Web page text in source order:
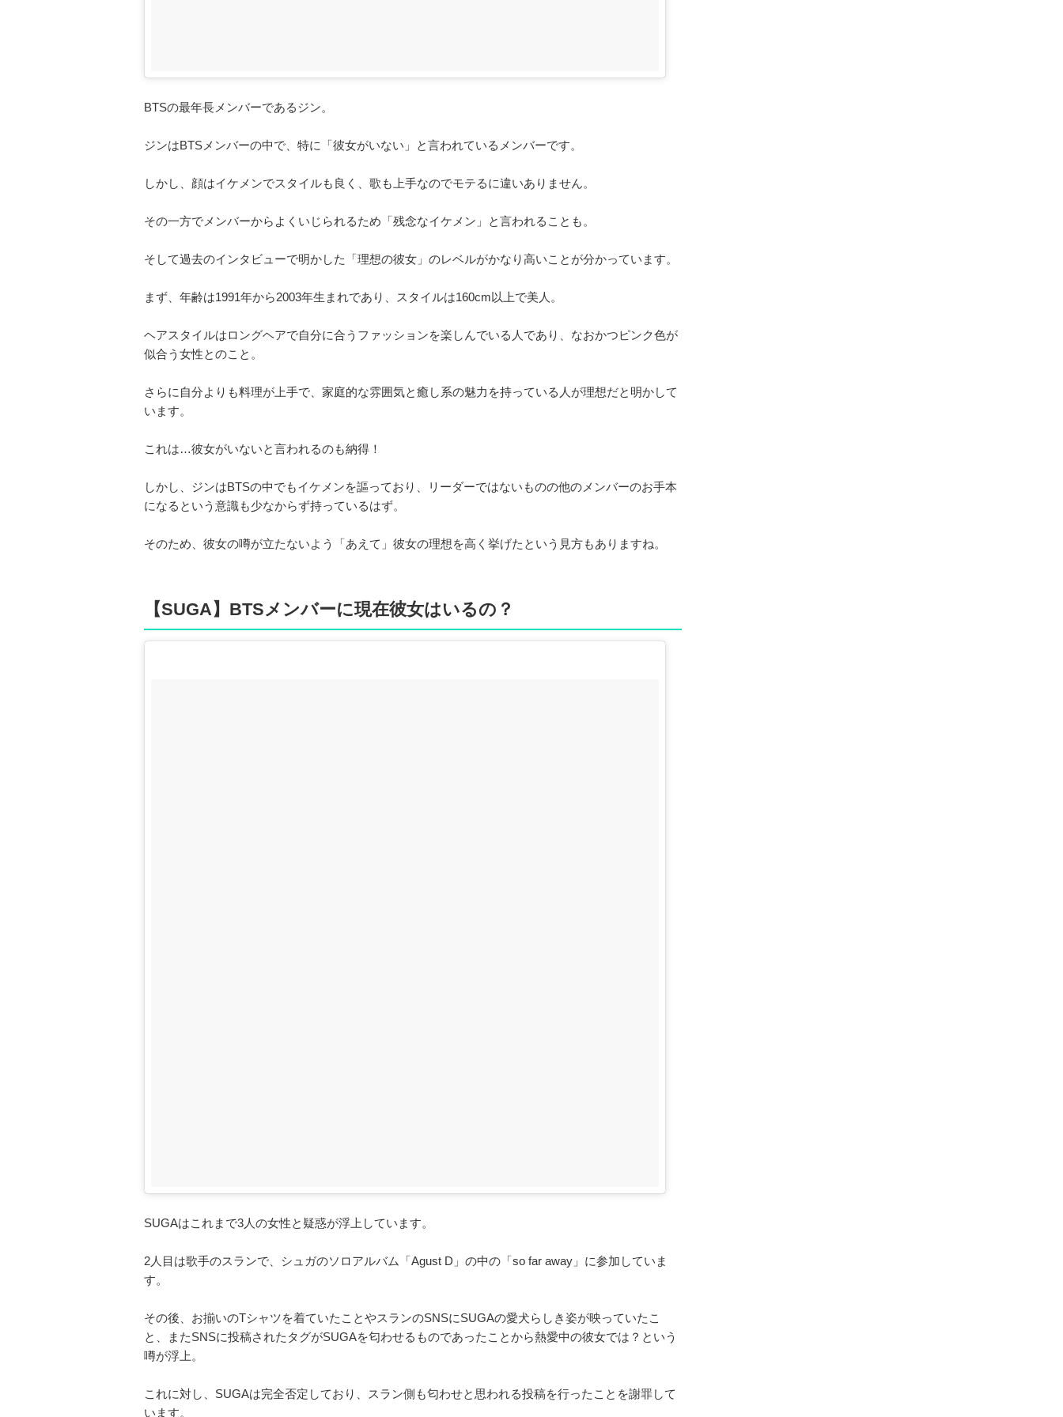
BTSの最年長メンバーであるジン。
ジンはBTSメンバーの中で、特に「彼女がいない」と言われているメンバーです。
しかし、顔はイケメンでスタイルも良く、歌も上手なのでモテるに違いありません。
その一方でメンバーからよくいじられるため「残念なイケメン」と言われることも。
そして過去のインタビューで明かした「理想の彼女」のレベルがかなり高いことが分かっています。
まず、年齢は1991年から2003年生まれであり、スタイルは160cm以上で美人。
ヘアスタイルはロングヘアで自分に合うファッションを楽しんでいる人であり、なおかつピンク色が
似合う女性とのこと。
さらに自分よりも料理が上手で、家庭的な雰囲気と癒し系の魅力を持っている人が理想だと明かして
います。
これは…彼女がいないと言われるのも納得！
しかし、ジンはBTSの中でもイケメンを謳っており、リーダーではないものの他のメンバーのお手本
になるという意識も少なからず持っているはず。
そのため、彼女の噂が立たないよう「あえて」彼女の理想を高く挙げたという見方もありますね。
【SUGA】BTSメンバーに現在彼女はいるの？
SUGAはこれまで3人の女性と疑惑が浮上しています。
2人目は歌手のスランで、シュガのソロアルバム「Agust D」の中の「so far away」に参加していま
す。
その後、お揃いのTシャツを着ていたことやスランのSNSにSUGAの愛犬らしき姿が映っていたこ
と、またSNSに投稿されたタグがSUGAを匂わせるものであったことから熱愛中の彼女では？という
噂が浮上。
これに対し、SUGAは完全否定しており、スラン側も匂わせと思われる投稿を行ったことを謝罪して
います。